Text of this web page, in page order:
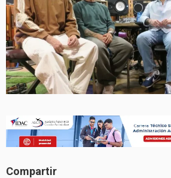
Compartir